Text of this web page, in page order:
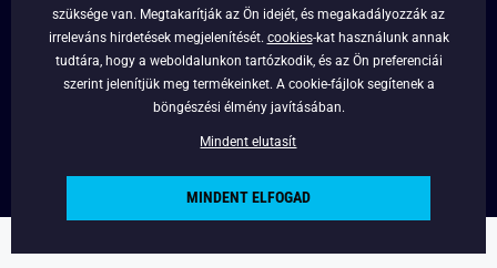
FONTOS INFORMÁCIÓK
RÓLUNK
szüksége van. Megtakarítják az Ön idejét, és megakadályozzák az
irreleváns hirdetések megjelenítését. cookies-kat használunk annak
tudtára, hogy a weboldalunkon tartózkodik, és az Ön preferenciái
szerint jelenítjük meg termékeinket. A cookie-fájlok segítenek a
böngészési élmény javításában.
Mindent elutasít
MINDENT ELFOGAD